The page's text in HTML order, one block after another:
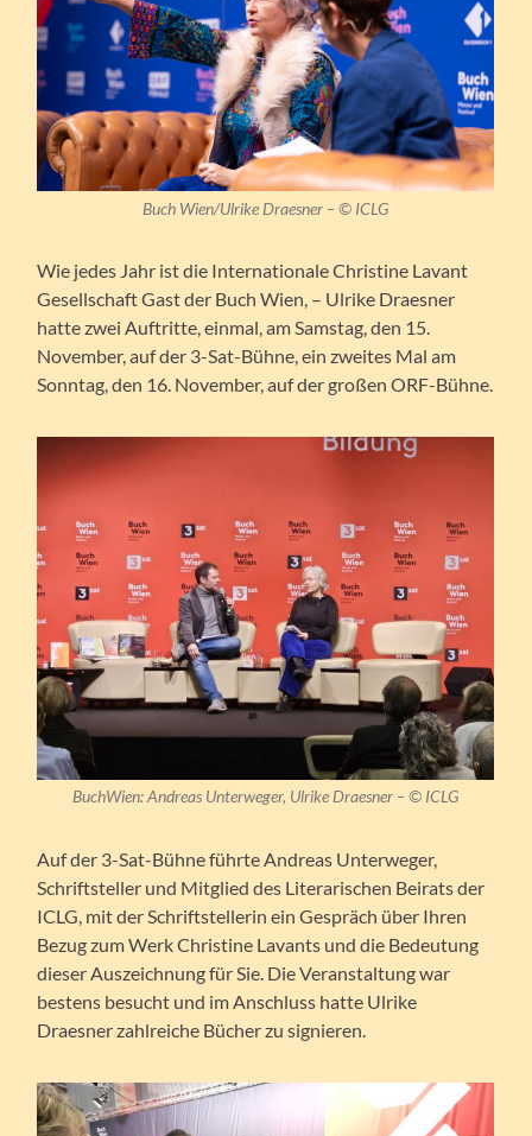
Buch Wien/Ulrike Draesner – © ICLG
Wie jedes Jahr ist die Internationale Christine Lavant
Gesellschaft Gast der Buch Wien, – Ulrike Draesner
hatte zwei Auftritte, einmal, am Samstag, den 15.
November, auf der 3-Sat-Bühne, ein zweites Mal am
Sonntag, den 16. November, auf der großen ORF-Bühne.
BuchWien: Andreas Unterweger, Ulrike Draesner – © ICLG
Auf der 3-Sat-Bühne führte Andreas Unterweger,
Schriftsteller und Mitglied des Literarischen Beirats der
ICLG, mit der Schriftstellerin ein Gespräch über Ihren
Bezug zum Werk Christine Lavants und die Bedeutung
dieser Auszeichnung für Sie. Die Veranstaltung war
bestens besucht und im Anschluss hatte Ulrike
Draesner zahlreiche Bücher zu signieren.